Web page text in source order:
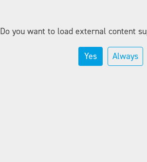
Do you want to load external content
Yes Always